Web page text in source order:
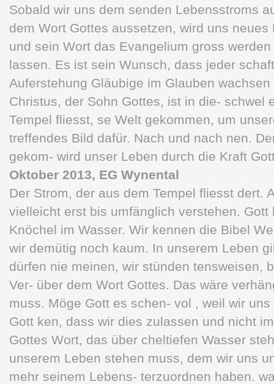
Sobald wir uns dem senden Lebensstroms
dem Wort Gottes aussetzen, wird uns
und sein Wort das Evangelium gross
lassen. Es ist sein Wunsch, dass jeder
Auferstehung Gläubige im Glauben
Christus, der Sohn Gottes, ist in die- schwel
Tempel fliesst, se Welt gekommen, um
treffendes Bild dafür. Nach und nach nen.
gekom- wird unser Leben durch die Kraft
Oktober 2013, EG Wynental
Der Strom, der aus dem Tempel fliesst dert.
vielleicht erst bis umfänglich verstehen.
Knöchel im Wasser. Wir kennen die Bibel
wir demütig noch kaum. In unserem Leben
dürfen nie meinen, wir stünden tensweisen,
Ver- über dem Wort Gottes. Das wäre
muss. Möge Gott es schen- vol , weil wir
Gott ken, dass wir dies zulassen und nicht
Gottes Wort, das über cheltiefen Wasser
unserem Leben stehen muss, dem wir uns
mehr seinem Lebens- terzuordnen haben.